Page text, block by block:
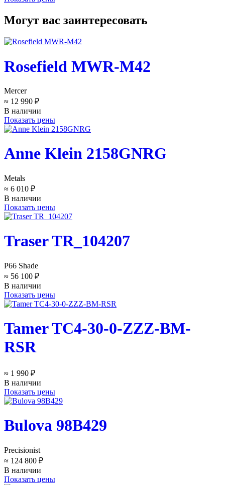
Могут вас заинтересовать
Rosefield MWR-M42
Mercer
≈ 12 990 ₽
В наличии
Показать цены
Anne Klein 2158GNRG
Metals
≈ 6 010 ₽
В наличии
Показать цены
Traser TR_104207
P66 Shade
≈ 56 100 ₽
В наличии
Показать цены
Tamer TC4-30-0-ZZZ-BM-
RSR
≈ 1 990 ₽
В наличии
Показать цены
Bulova 98B429
Precisionist
≈ 124 800 ₽
В наличии
Показать цены